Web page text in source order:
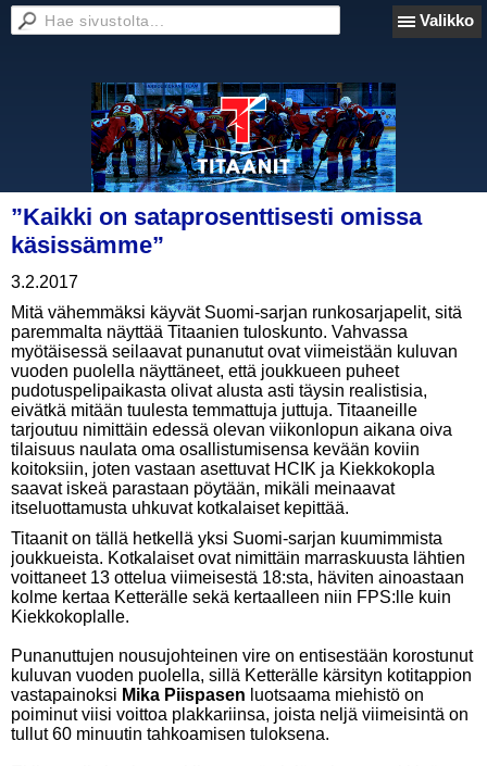
Valikko
”Kaikki on sataprosenttisesti omissa
käsissämme”
3.2.2017
Mitä vähemmäksi käyvät Suomi-sarjan runkosarjapelit, sitä
paremmalta näyttää Titaanien tuloskunto. Vahvassa
myötäisessä seilaavat punanutut ovat viimeistään kuluvan
vuoden puolella näyttäneet, että joukkueen puheet
pudotuspelipaikasta olivat alusta asti täysin realistisia,
eivätkä mitään tuulesta temmattuja juttuja. Titaaneille
tarjoutuu nimittäin edessä olevan viikonlopun aikana oiva
tilaisuus naulata oma osallistumisensa kevään koviin
koitoksiin, joten vastaan asettuvat HCIK ja Kiekkokopla
saavat iskeä parastaan pöytään, mikäli meinaavat
itseluottamusta uhkuvat kotkalaiset kepittää.
Titaanit on tällä hetkellä yksi Suomi-sarjan kuumimmista
joukkueista. Kotkalaiset ovat nimittäin marraskuusta lähtien
voittaneet 13 ottelua viimeisestä 18:sta, häviten ainoastaan
kolme kertaa Ketterälle sekä kertaalleen niin FPS:lle kuin
Kiekkokoplalle.
Punanuttujen nousujohteinen vire on entisestään korostunut
kuluvan vuoden puolella, sillä Ketterälle kärsityn kotitappion
vastapainoksi Mika Piispasen luotsaama miehistö on
poiminut viisi voittoa plakkariinsa, joista neljä viimeisintä on
tullut 60 minuutin tahkoamisen tuloksena.